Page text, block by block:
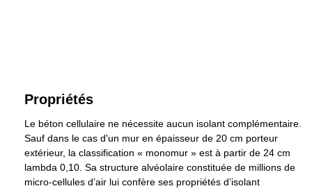
Propriétés
Le béton cellulaire ne nécessite aucun isolant complémentaire.
Sauf dans le cas d'un mur en épaisseur de 20 cm porteur
extérieur, la classification « monomur » est à partir de 24 cm
lambda 0,10. Sa structure alvéolaire constituée de millions de
micro-cellules d’air lui confère ses propriétés d’isolant